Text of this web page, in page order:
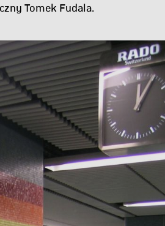
Tomek Fudala.